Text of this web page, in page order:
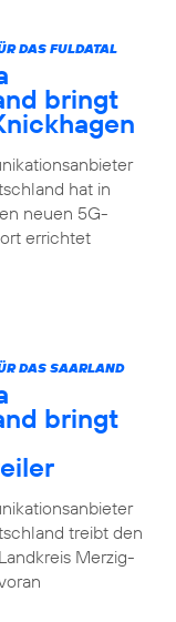
DAS FULDATAL
bringt
hat in
neuen 5G-
errichtet
DAS SAARLAND
bringt
treibt den
Merzig-